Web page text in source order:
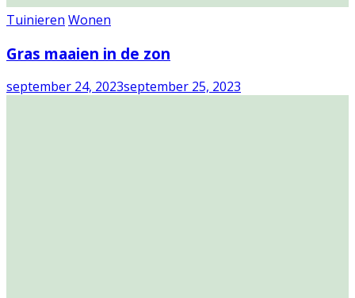
Tuinieren Wonen
Gras maaien in de zon
september 24, 2023september 25, 2023